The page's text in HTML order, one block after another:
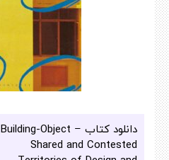
دانلود کتاب Building-Object –
Shared and Contested